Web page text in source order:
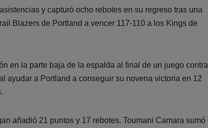
y capturó ocho rebotes en su regreso tras una
Blazers de Portland a vencer 117-110 a los Kings de
en la parte baja de la espalda al final de un juego contra
ayudar a Portland a conseguir su novena victoria en 12
añadió 21 puntos y 17 rebotes. Toumani Camara sumó